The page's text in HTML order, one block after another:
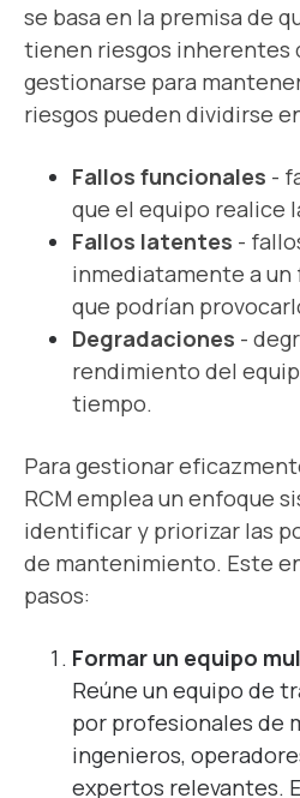
se basa en la premisa de
tienen riesgos inherentes
gestionarse para
riesgos pueden dividirse
Fallos funcionales -
que el equipo realice
Fallos latentes -
inmediatamente a
que podrían
Degradaciones -
rendimiento del
tiempo.
Para gestionar
RCM emplea un enfoque
identificar y priorizar las
de mantenimiento. Este
pasos:
Formar un equipo
Reúne un equipo de
por profesionales de
ingenieros,
expertos relevantes.